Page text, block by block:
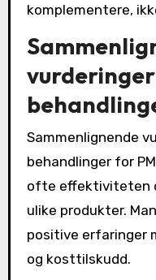
komplementere,
Sammenlignende
behandlinger for
ofte effektiviteten
ulike produkter.
positive erfaringer
og kosttilskudd.